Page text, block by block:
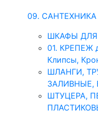
09. САНТЕХНИКА
ШКАФЫ ДЛЯ
01. КРЕПЕЖ
Клипсы,
ШЛАНГИ,
ШТУЦЕРА,